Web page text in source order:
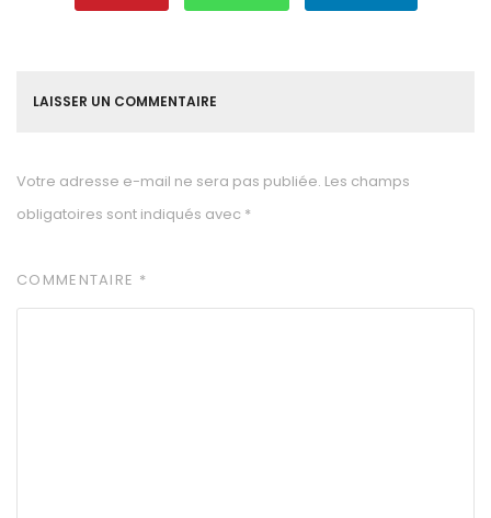
LAISSER UN COMMENTAIRE
Votre adresse e-mail ne sera pas publiée. Les champs
obligatoires sont indiqués avec *
COMMENTAIRE *